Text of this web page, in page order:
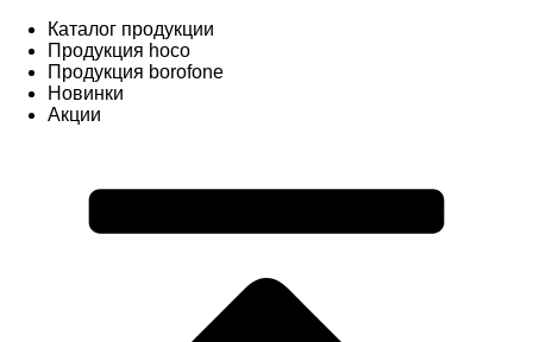
Каталог продукции
Продукция hoco
Продукция borofone
Новинки
Акции